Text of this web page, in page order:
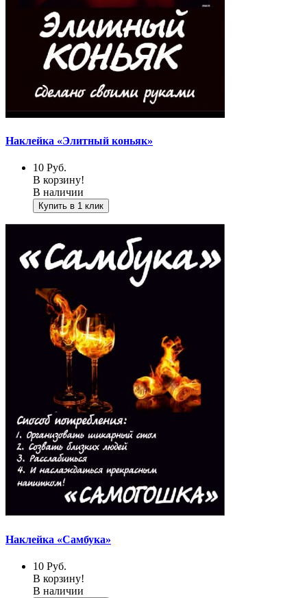
Наклейка «Элитный коньяк»
10 Руб.
В корзину!
В наличии
Купить в 1 клик
Наклейка «Самбука»
10 Руб.
В корзину!
В наличии